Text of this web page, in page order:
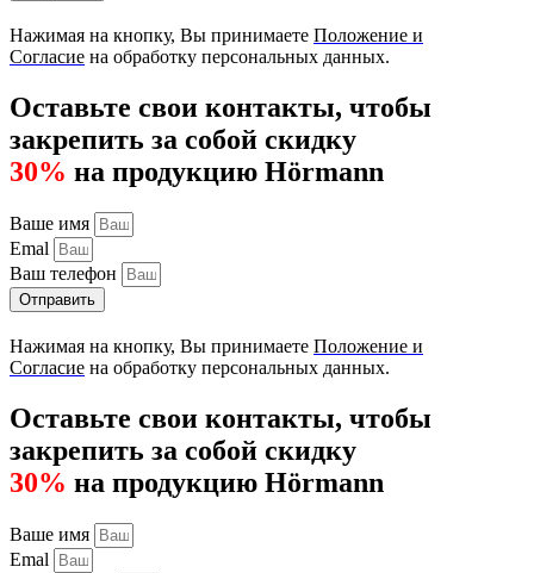
Нажимая на кнопку, Вы принимаете Положение и
Согласие на обработку персональных данных.
Оставьте свои контакты, чтобы
закрепить за собой скидку
30% на продукцию Hörmann
Ваше имя
Emal
Ваш телефон
Отправить
Нажимая на кнопку, Вы принимаете Положение и
Согласие на обработку персональных данных.
Оставьте свои контакты, чтобы
закрепить за собой скидку
30% на продукцию Hörmann
Ваше имя
Emal